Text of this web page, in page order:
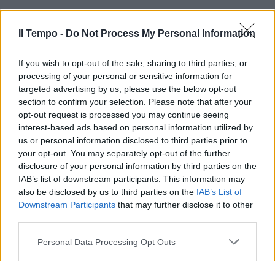
Il Tempo - Do Not Process My Personal Information
If you wish to opt-out of the sale, sharing to third parties, or
processing of your personal or sensitive information for
targeted advertising by us, please use the below opt-out
section to confirm your selection. Please note that after your
opt-out request is processed you may continue seeing
interest-based ads based on personal information utilized by
us or personal information disclosed to third parties prior to
your opt-out. You may separately opt-out of the further
disclosure of your personal information by third parties on the
IAB’s list of downstream participants. This information may
also be disclosed by us to third parties on the IAB’s List of
Downstream Participants that may further disclose it to other
Personal Data Processing Opt Outs